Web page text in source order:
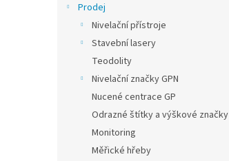
Prodej
Nivelační přístroje
Stavební lasery
Teodolity
Nivelační značky GPN
Nucené centrace GP
Odrazné štítky a výškové značky
Monitoring
Měřické hřeby